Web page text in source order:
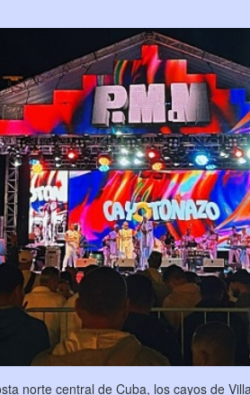
norte central de Cuba, los cayos de